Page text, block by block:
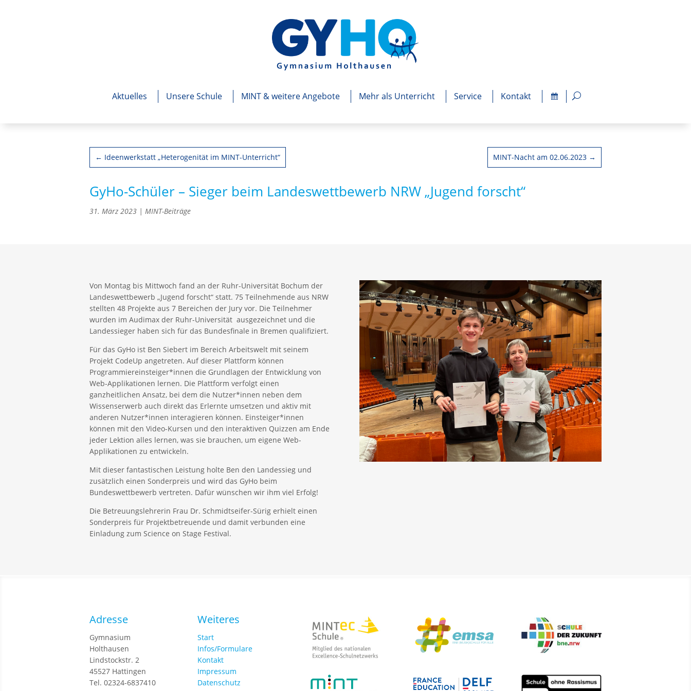
Aktuelles Unsere Schule MINT & weitere Angebote Mehr als Unterricht Service Kontakt
← Ideenwerkstatt „Heterogenität im MINT-Unterricht“ MINT-Nacht am 02.06.2023→
GyHo-Schüler – Sieger beim Landeswettbewerb NRW „Jugend forscht“
31. März 2023 | MINT-Beiträge
Von Montag bis Mittwoch fand an der Ruhr-Universität Bochum der
Landeswettbewerb „Jugend forscht“ statt. 75 Teilnehmende aus NRW
stellten 48 Projekte aus 7 Bereichen der Jury vor. Die Teilnehmer
wurden im Audimax der Ruhr-Universität ausgezeichnet und die
Landessieger haben sich für das Bundesfinale in Bremen qualifiziert.
Für das GyHo ist Ben Siebert im Bereich Arbeitswelt mit seinem
Projekt CodeUp angetreten. Auf dieser Plattform können
Programmiereinsteiger*innen die Grundlagen der Entwicklung von
Web-Applikationen lernen. Die Plattform verfolgt einen
ganzheitlichen Ansatz, bei dem die Nutzer*innen neben dem
Wissenserwerb auch direkt das Erlernte umsetzen und aktiv mit
anderen Nutzer*innen interagieren können. Einsteiger*innen
können mit den Video-Kursen und den interaktiven Quizzen am Ende
jeder Lektion alles lernen, was sie brauchen, um eigene Web-
Applikationen zu entwickeln.
Mit dieser fantastischen Leistung holte Ben den Landessieg und
zusätzlich einen Sonderpreis und wird das GyHo beim
Bundeswettbewerb vertreten. Dafür wünschen wir ihm viel Erfolg!
Die Betreuungslehrerin Frau Dr. Schmidtseifer-Sürig erhielt einen
Sonderpreis für Projektbetreuende und damit verbunden eine
Einladung zum Science on Stage Festival.
Adresse
Gymnasium
Holthausen
Lindstockstr. 2
45527 Hattingen
Tel. 02324-6837410
Weiteres
Start
Infos/Formulare
Kontakt
Impressum
Datenschutz